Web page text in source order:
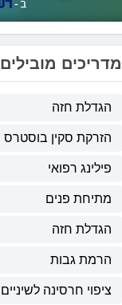
מדריכים מובילים
הגדלת חזה
הזרקת סקין בוסטרס
פילינג רפואי
מתיחת פנים
הגדלת חזה
הרמת גבות
ציפוי חרסינה לשיניים